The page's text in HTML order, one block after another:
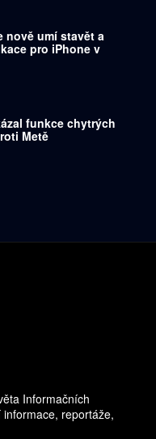
nově umí stavět a
pro iPhone v
funkce chytrých
Metě
Informačních
reportáže,